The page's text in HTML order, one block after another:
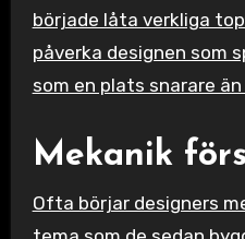
började låta verkliga
påverka designen som
som en plats snarare
Mekanik
Ofta börjar designers